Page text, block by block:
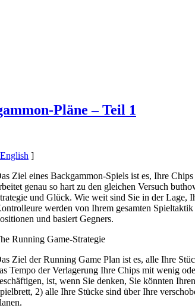
Pläne – Teil 1
English ]
Ziel eines Backgammon-Spiels ist es, Ihre
genau so hart zu den gleichen Versuch
und Glück. Wie weit sind Sie in der Lage,
werden von Ihrem gesamten
und basiert Gegners.
Running Game-Strategie
Ziel der Running Game Plan ist es, alle Ihre
Tempo der Verlagerung Ihre Chips mit wenig
ist, wenn Sie denken, Sie könnten
2) alle Ihre Stücke sind über Ihre